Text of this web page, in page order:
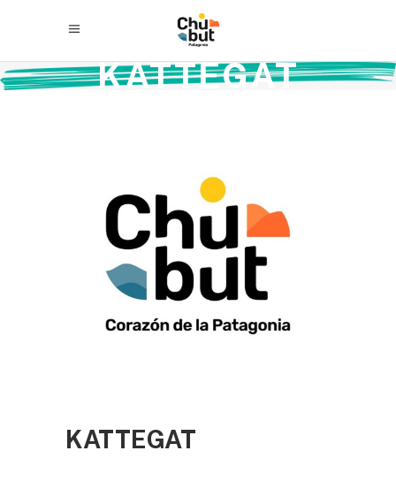
KATTEGAT
KATTEGAT